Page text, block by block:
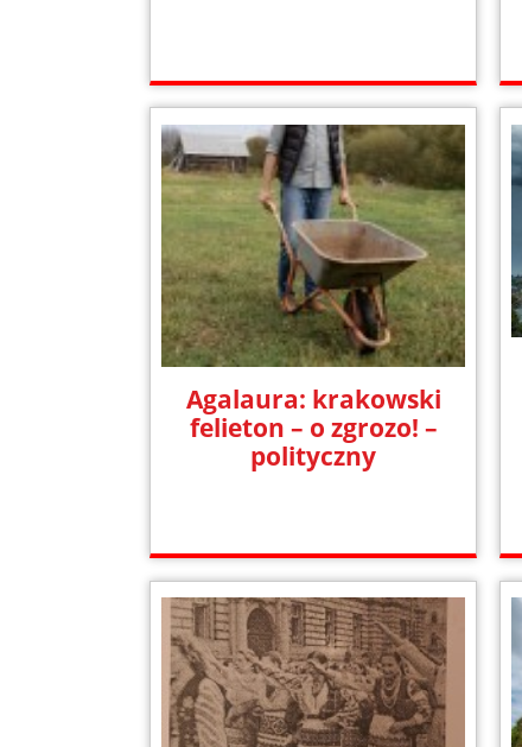
Agalaura: krakowski
felieton – o zgrozo! –
polityczny